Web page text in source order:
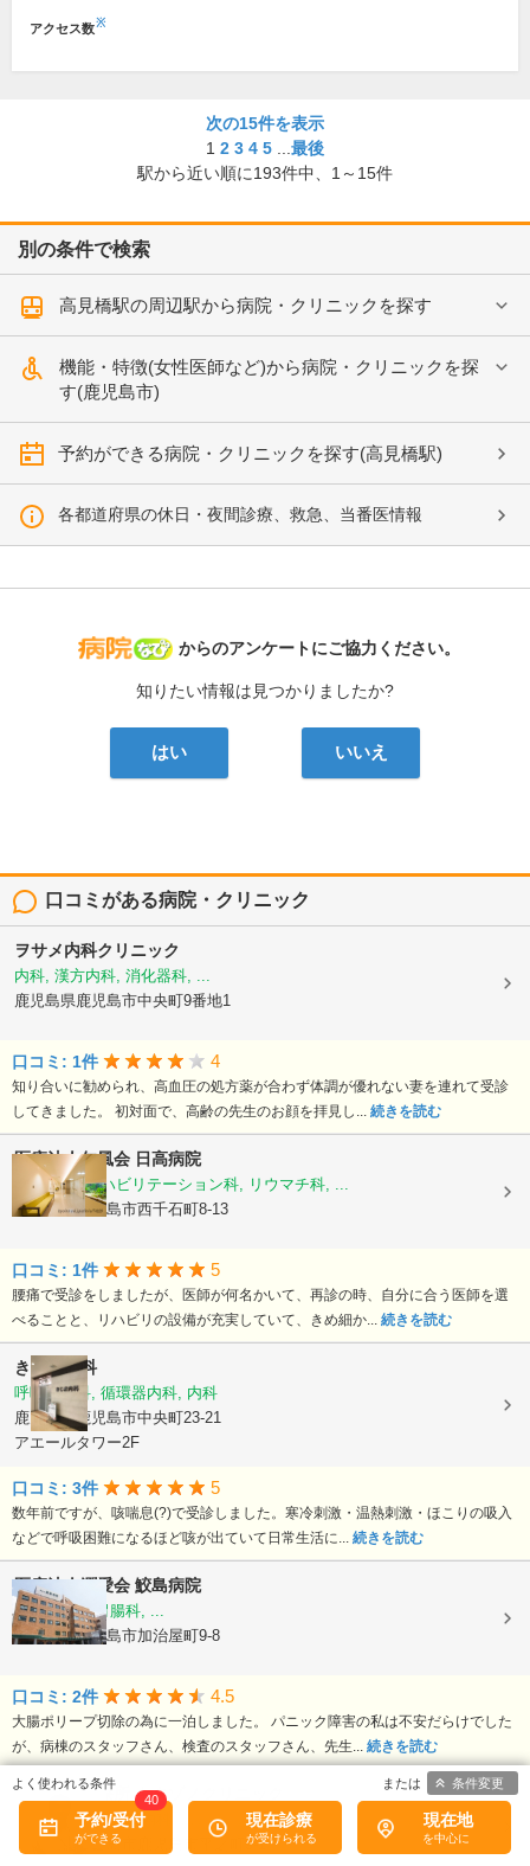
アクセス数※
次の15件を表示
1 2 3 4 5
最後
駅から近い順に193件中、 1～15件
別の条件で検索
高見橋駅の周辺駅から病院・クリニックを探す
機能・特徴(女性医師など)から病院・クリニックを探
す(鹿児島市)
予約ができる病院・クリニックを探す(高見橋駅)
各都道府県の休日・夜間診療、救急、当番医情報
病院なび
からのアンケートにご協力ください。
知りたい情報は見つかりましたか?
はい いいえ
口コミがある病院・クリニック
ヲサメ内科クリニック
内科, 漢方内科, 消化器科, ...
鹿児島県鹿児島市中央町9番地1
口コミ: 1件 4
知り合いに勧められ、高血圧の処方薬が合わず体調が優れない妻を連れて受診
してきました。 初対面で、高齢の先生のお顔を拝見し... 続きを読む
医療法人仁風会 日高病院
整形外科, リハビリテーション科, リウマチ科, ...
鹿児島県鹿児島市西千石町8-13
口コミ: 1件 5
腰痛で受診をしましたが、医師が何名かいて、再診の時、自分に合う医師を選
べることと、リハビリの設備が充実していて、きめ細か... 続きを読む
きじま内科
呼吸器内科, 循環器内科, 内科
鹿児島県鹿児島市中央町23-21
アエールタワー2F
口コミ: 3件 5
数年前ですが、咳喘息(?)で受診しました。寒冷刺激・温熱刺激・ほこりの吸入
などで呼吸困難になるほど咳が出ていて日常生活に... 続きを読む
医療法人潤愛会 鮫島病院
内科, 外科, 胃腸科, ...
鹿児島県鹿児島市加治屋町9-8
口コミ: 2件 4.5
大腸ポリープ切除の為に一泊しました。 パニック障害の私は不安だらけでした
が、病棟のスタッフさん、検査のスタッフさん、先生... 続きを読む
夜間休日診療所 キタゾノクリニック
内科, 外科, 消化器内科, ...
鹿児島県鹿児島市鹿児島市平之町9-1
予約/受付
40
現在診療 現在地
条件変更